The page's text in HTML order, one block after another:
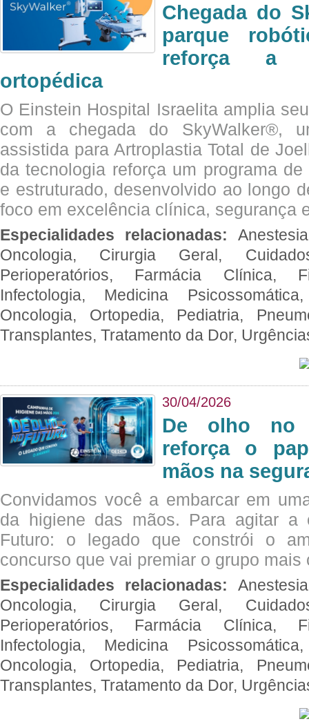
Chegada do
parque
reforça a
ortopédica
O Einstein Hospital Israelita amplia
com a chegada do SkyWalker®,
assistida para Artroplastia Total de
da tecnologia reforça um programa
e estruturado, desenvolvido ao longo
foco em excelência clínica, segurança
Especialidades relacionadas:
Oncologia, Cirurgia Geral,
Perioperatórios, Farmácia Clínica,
Infectologia, Medicina
Oncologia, Ortopedia, Pediatria,
Transplantes, Tratamento da Dor,
30/04/2026
De olho no
reforça o
mãos na
Convidamos você a embarcar em
da higiene das mãos. Para agitar a
Futuro: o legado que constrói o
concurso que vai premiar o grupo mais
Especialidades relacionadas:
Oncologia, Cirurgia Geral,
Perioperatórios, Farmácia Clínica,
Infectologia, Medicina
Oncologia, Ortopedia, Pediatria,
Transplantes, Tratamento da Dor,